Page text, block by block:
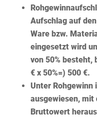
Aufschlagauf den
Ware bzw.
eingesetzt wird
von 50% besteht,
€ x 50%=) 500 €.
Unter Rohgewinn
ausgewiesen, mit
Bruttowert